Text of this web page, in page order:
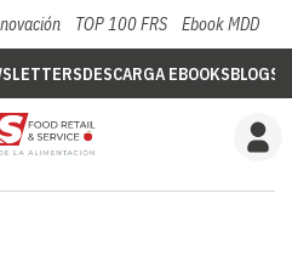
TOP 100 FRS Ebook MDD
DESCARGA EBOOKSBLOGS